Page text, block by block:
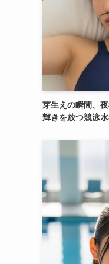
芽生えの瞬間、
輝きを放つ競泳